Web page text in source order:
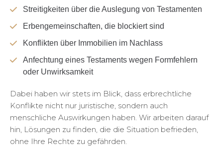
Streitigkeiten über die Auslegung von Testamenten
Erbengemeinschaften, die blockiert sind
Konflikten über Immobilien im Nachlass
Anfechtung eines Testaments wegen Formfehlern
oder Unwirksamkeit
Dabei haben wir stets im Blick, dass erbrechtliche
Konflikte nicht nur juristische, sondern auch
menschliche Auswirkungen haben. Wir arbeiten darauf
hin, Lösungen zu finden, die die Situation befrieden,
ohne Ihre Rechte zu gefährden.